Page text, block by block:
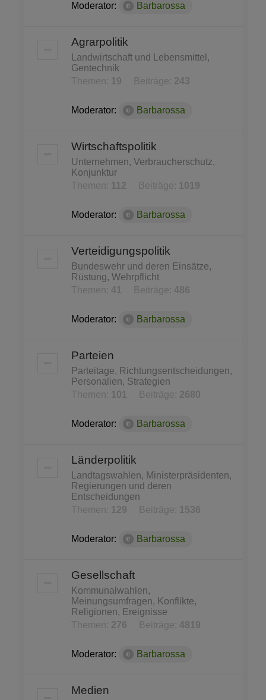
Moderator: Barbarossa
Agrarpolitik
Landwirtschaft und Lebensmittel,
Gentechnik
Themen:
19 Beiträge: 243
Moderator: Barbarossa
Wirtschaftspolitik
Unternehmen, Verbraucherschutz,
Konjunktur
Themen:
112 Beiträge: 1019
Moderator: Barbarossa
Verteidigungspolitik
Bundeswehr und deren Einsätze,
Rüstung, Wehrpflicht
Themen: 41 Beiträge: 486
Moderator: Barbarossa
Parteien
Parteitage, Richtungsentscheidungen,
Personalien, Strategien
Themen:
101 Beiträge: 2680
Moderator: Barbarossa
Länderpolitik
Landtagswahlen, Ministerpräsidenten,
Regierungen und deren
Entscheidungen
Themen:
129 Beiträge: 1536
Moderator: Barbarossa
Gesellschaft
Kommunalwahlen,
Meinungsumfragen, Konflikte,
Religionen, Ereignisse
Themen: 276 Beiträge: 4819
Moderator: Barbarossa
Medien